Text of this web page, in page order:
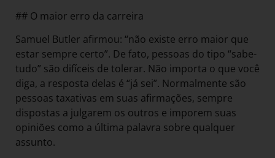
## O maior erro da carreira
Samuel Butler afirmou: “não existe erro maior que
estar sempre certo”. De fato, pessoas do tipo “sabe-
tudo” são difíceis de tolerar. Não importa o que você
diga, a resposta delas é “já sei”. Normalmente são
pessoas taxativas em suas afirmações, sempre
dispostas a julgarem os outros e imporem suas
opiniões como a última palavra sobre qualquer
assunto.